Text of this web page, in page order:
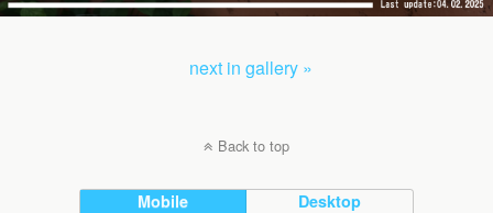
next in gallery »
Back to top
Mobile Desktop